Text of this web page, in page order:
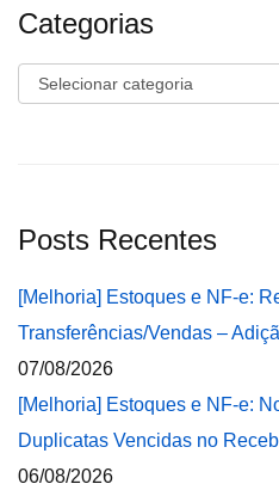
Categorias
Categorias
Posts Recentes
[Melhoria] Estoques e NF-e:
Transferências/Vendas –
07/08/2026
[Melhoria] Estoques e NF-e:
Duplicatas Vencidas no
06/08/2026